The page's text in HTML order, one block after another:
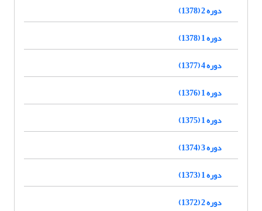
دوره 2 (1378)
دوره 1 (1378)
دوره 4 (1377)
دوره 1 (1376)
دوره 1 (1375)
دوره 3 (1374)
دوره 1 (1373)
دوره 2 (1372)